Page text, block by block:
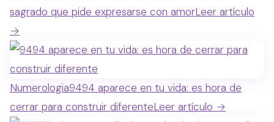
sagrado que pide expresarse con amorLeer artículo
→
Numerologia9494 aparece en tu vida: es hora de
cerrar para construir diferenteLeer artículo →